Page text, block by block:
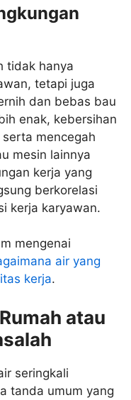
tidak hanya
tetapi juga
dan bebas bau
enak, kebersihan
mencegah
mesin lainnya
kerja yang
berkorelasi
kerja karyawan.
mengenai
air yang
kerja.
atau
seringkali
tanda umum yang